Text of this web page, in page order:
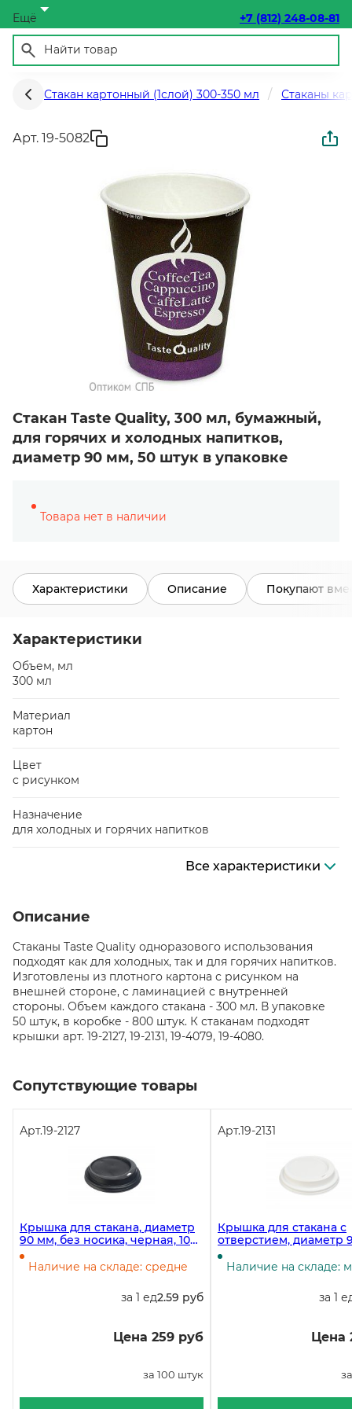
Ещё +7 (812) 248-08-81
Стакан картонный (1слой) 300-350 мл Стаканы
Арт. 19-5082
Стакан Taste Quality, 300 мл, бумажный,
для горячих и холодных напитков,
диаметр 90 мм, 50 штук в упаковке
Товара нет в наличии
Характеристики Описание Покупают
Характеристики
Объем, мл
300 мл
Материал
картон
Цвет
с рисунком
Назначение
для холодных и горячих напитков
Все характеристики
Описание
Стаканы Taste Quality одноразового использования
подходят как для холодных, так и для горячих напитков.
Изготовлены из плотного картона с рисунком на
внешней стороне, с ламинацией с внутренней
стороны. Объем каждого стакана - 300 мл. В упаковке
50 штук, в коробке - 800 штук. К стаканам подходят
крышки арт. 19-2127, 19-2131, 19-4079, 19-4080.
Сопутствующие товары
Арт.19-2127
Крышка для стакана, диаметр
90 мм, без носика, черная, 100
штук
Наличие на складе: средне
за 1 ед2.59 руб
Цена 259 руб
за 100 штук
Арт.19-2131
Крышка для стакана с
отверстием, диаметр
белая, 100 штук
Наличие на складе:
за 1
Цена